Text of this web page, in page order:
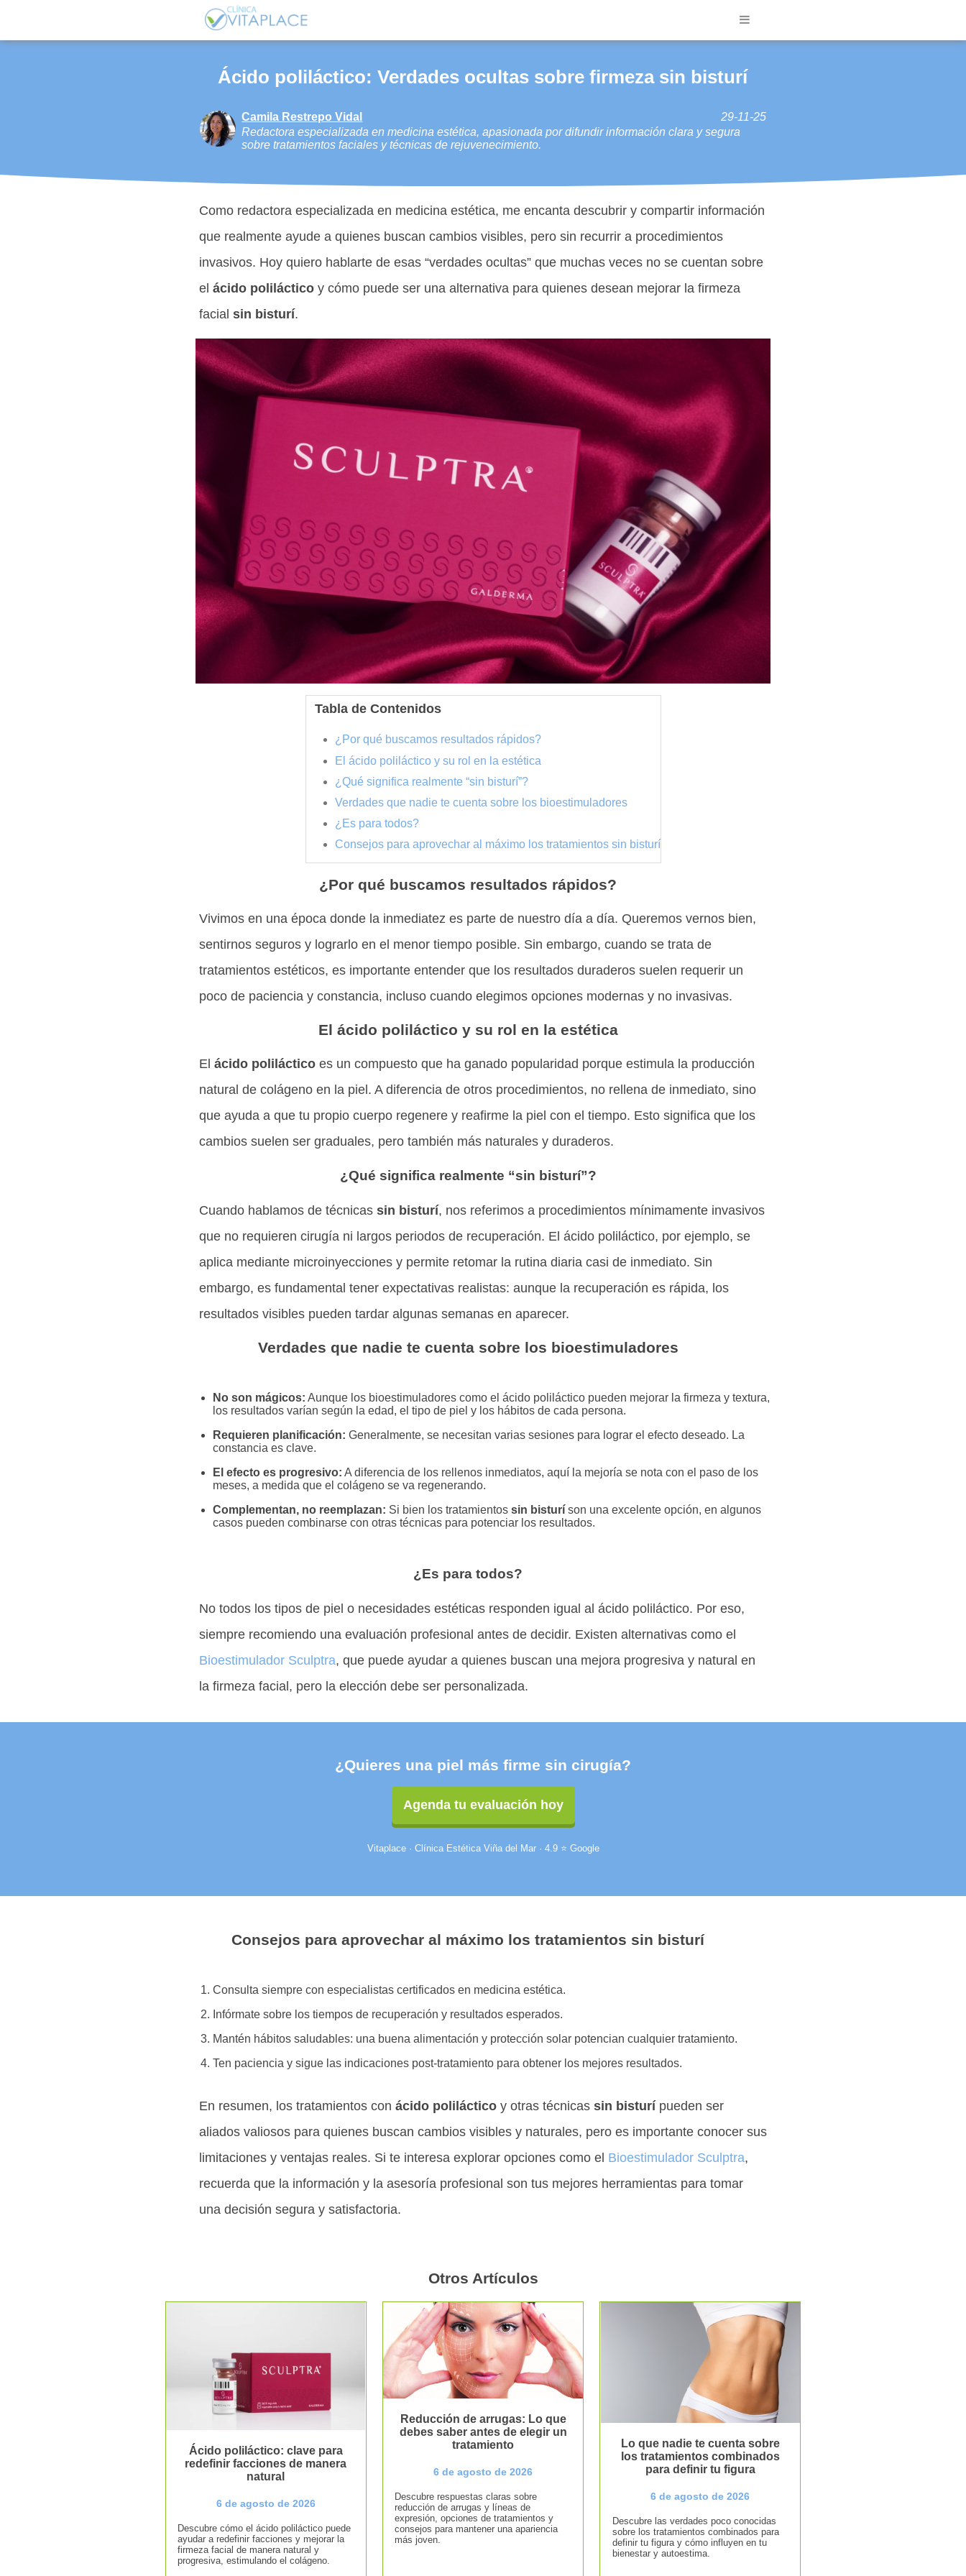
Ácido poliláctico: Verdades ocultas sobre firmeza sin bisturí
Camila Restrepo Vidal
29-11-25
Redactora especializada en medicina estética, apasionada por difundir información clara y segura
sobre tratamientos faciales y técnicas de rejuvenecimiento.
Como redactora especializada en medicina estética, me encanta descubrir y compartir información
que realmente ayude a quienes buscan cambios visibles, pero sin recurrir a procedimientos
invasivos. Hoy quiero hablarte de esas “verdades ocultas” que muchas veces no se cuentan sobre
el ácido polilácticoy cómo puede ser una alternativa para quienes desean mejorar la firmeza
facial sin bisturí.
Tabla de Contenidos
¿Por qué buscamos resultados rápidos?
El ácido poliláctico y su rol en la estética
¿Qué significa realmente “sin bisturí”?
Verdades que nadie te cuenta sobre los bioestimuladores
¿Es para todos?
Consejos para aprovechar al máximo los tratamientos sin bisturí
¿Por qué buscamos resultados rápidos?
Vivimos en una época donde la inmediatez es parte de nuestro día a día. Queremos vernos bien,
sentirnos seguros y lograrlo en el menor tiempo posible. Sin embargo, cuando se trata de
tratamientos estéticos, es importante entender que los resultados duraderos suelen requerir un
poco de paciencia y constancia, incluso cuando elegimos opciones modernas y no invasivas.
El ácido poliláctico y su rol en la estética
El ácido polilácticoes un compuesto que ha ganado popularidad porque estimula la producción
natural de colágeno en la piel. A diferencia de otros procedimientos, no rellena de inmediato, sino
que ayuda a que tu propio cuerpo regenere y reafirme la piel con el tiempo. Esto significa que los
cambios suelen ser graduales, pero también más naturales y duraderos.
¿Qué significa realmente “sin bisturí”?
Cuando hablamos de técnicas sin bisturí, nos referimos a procedimientos mínimamente invasivos
que no requieren cirugía ni largos periodos de recuperación. El ácido poliláctico, por ejemplo, se
aplica mediante microinyecciones y permite retomar la rutina diaria casi de inmediato. Sin
embargo, es fundamental tener expectativas realistas: aunque la recuperación es rápida, los
resultados visibles pueden tardar algunas semanas en aparecer.
Verdades que nadie te cuenta sobre los bioestimuladores
No son mágicos: Aunque los bioestimuladores como el ácido poliláctico pueden mejorar la firmeza y textura,
los resultados varían según la edad, el tipo de piel y los hábitos de cada persona.
Requieren planificación: Generalmente, se necesitan varias sesiones para lograr el efecto deseado. La
constancia es clave.
El efecto es progresivo: A diferencia de los rellenos inmediatos, aquí la mejoría se nota con el paso de los
meses, a medida que el colágeno se va regenerando.
Complementan, no reemplazan: Si bien los tratamientos sin bisturí son una excelente opción, en algunos
casos pueden combinarse con otras técnicas para potenciar los resultados.
¿Es para todos?
No todos los tipos de piel o necesidades estéticas responden igual al ácido poliláctico. Por eso,
siempre recomiendo una evaluación profesional antes de decidir. Existen alternativas como el
Bioestimulador Sculptra, que puede ayudar a quienes buscan una mejora progresiva y natural en
la firmeza facial, pero la elección debe ser personalizada.
¿Quieres una piel más firme sin cirugía?
Agenda tu evaluación hoy
Vitaplace · Clínica Estética Viña del Mar · 4.9 ⭐ Google
Consejos para aprovechar al máximo los tratamientos sin bisturí
Consulta siempre con especialistas certificados en medicina estética.
Infórmate sobre los tiempos de recuperación y resultados esperados.
Mantén hábitos saludables: una buena alimentación y protección solar potencian cualquier tratamiento.
Ten paciencia y sigue las indicaciones post-tratamiento para obtener los mejores resultados.
En resumen, los tratamientos con ácido polilácticoy otras técnicas sin bisturípueden ser
aliados valiosos para quienes buscan cambios visibles y naturales, pero es importante conocer sus
limitaciones y ventajas reales. Si te interesa explorar opciones como el Bioestimulador Sculptra,
recuerda que la información y la asesoría profesional son tus mejores herramientas para tomar
una decisión segura y satisfactoria.
Otros Artículos
Ácido poliláctico: clave para
redefinir facciones de manera
natural
6 de agosto de 2026
Descubre cómo el ácido poliláctico puede
ayudar a redefinir facciones y mejorar la
firmeza facial de manera natural y
progresiva, estimulando el colágeno.
Reducción de arrugas: Lo que
debes saber antes de elegir un
tratamiento
6 de agosto de 2026
Descubre respuestas claras sobre
reducción de arrugas y líneas de
expresión, opciones de tratamientos y
consejos para mantener una apariencia
más joven.
Lo que nadie te cuenta sobre
los tratamientos combinados
para definir tu figura
6 de agosto de 2026
Descubre las verdades poco conocidas
sobre los tratamientos combinados para
definir tu figura y cómo influyen en tu
bienestar y autoestima.